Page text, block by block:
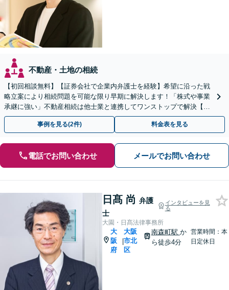
不動産・土地の相続
【初回相談無料】【証券会社で企業内弁護士を経験】希望に沿った戦
略立案により相続問題を可能な限り早期に解決します！「株式や事業
承継に強い」不動産相続は他士業と連携してワンストップで解決【メ
ール相談／夜間面談OK】【大江橋駅3分】
事例を見る(2件) 料金表を見る
電話でお問い合わせ メールでお問い合わせ
日髙 尚 弁護
士
インタビューを見
る
大園・日髙法律事務所
大
阪
府
|
大阪
市北
区
南森町駅 か
ら徒歩4分
営業時間：本
日定休日